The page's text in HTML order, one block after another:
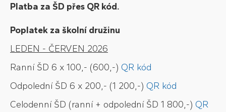
Platba za ŠD přes QR kód.
Poplatek za školní družinu
LEDEN - ČERVEN 2026
Ranní ŠD 6 x 100,- (600,-) QR kód
Odpolední ŠD 6 x 200,- (1 200,-) QR kód
Celodenní ŠD (ranní + odpolední ŠD 1 800,-) QR